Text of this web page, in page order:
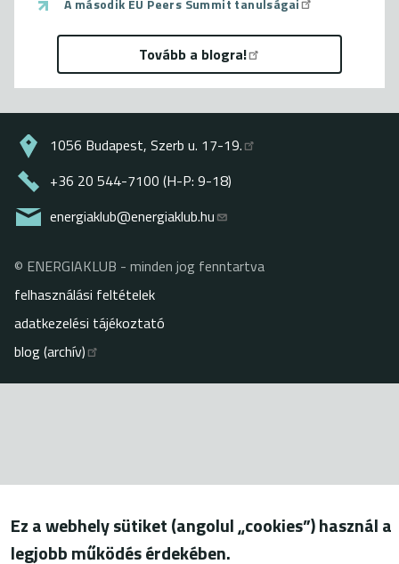
A második EU Peers Summit tanulságai
Tovább a blogra!
1056 Budapest, Szerb u. 17-19.
+36 20 544-7100 (H-P: 9-18)
energiaklub@energiaklub.hu
Lábléc
© ENERGIAKLUB - minden jog fenntartva
felhasználási feltételek
adatkezelési tájékoztató
blog (archív)
Ez a webhely sütiket (angolul „cookies”) használ a
legjobb működés érdekében.